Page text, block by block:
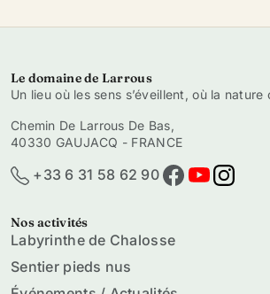
Le domaine de Larrous
Un lieu où les sens s’éveillent, où la nature
Chemin De Larrous De Bas,
40330 GAUJACQ - FRANCE
+33 6 31 58 62 90
Nos activités
Labyrinthe de Chalosse
Sentier pieds nus